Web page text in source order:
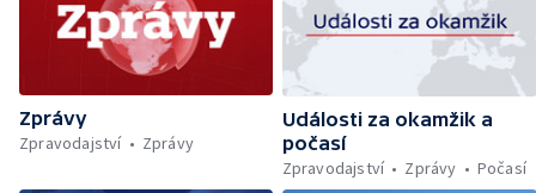
trajektu v Indonésii — Policejní dohled nad
Let It Roll — Byznys kolem rozluček se
svobodou — Den obětí romského
holocaustu — Sucho a nedostatek vody —
Dopravní komplikace v Ostravě —
Rekonstrukce vily Marty po požáru
Zprávy
Zpravodajství
Zprávy
Události za okamžik a
počasí
Zpravodajství
Zprávy Počasí